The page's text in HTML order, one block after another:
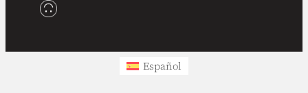
Español